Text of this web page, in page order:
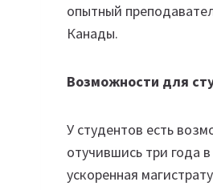
опытный
Канады.
Возможности для
У студентов есть
отучившись три года
ускоренная